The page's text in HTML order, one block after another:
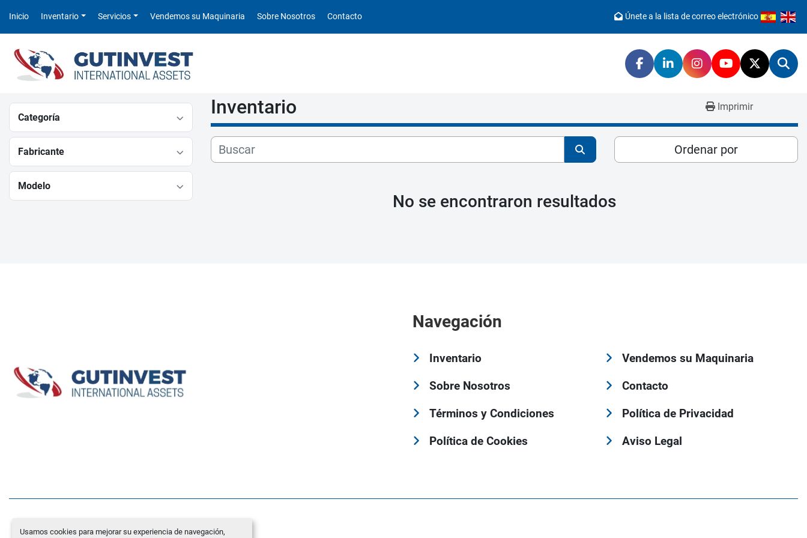
Usamos cookies para mejorar su experiencia de navegación,
Inicio Inventario Servicios Vendemos su Maquinaria Sobre Nosotros Contacto Únete a la lista de correo electrónico
facebooklinkedininstagram
youtubetwitter
Categoría
Fabricante
Modelo
Inventario Imprimir
Ordenar por
No se encontraron resultados
Navegación
Inventario
Vendemos su Maquinaria
Sobre Nosotros
Contacto
Términos y Condiciones
Política de Privacidad
Política de Cookies
Aviso Legal